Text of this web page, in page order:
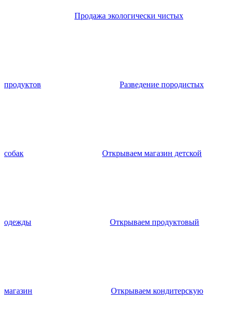
Продажа экологически чистых
продуктов Разведение породистых
собак Открываем магазин детской
одежды Открываем продуктовый
магазин Открываем кондитерскую